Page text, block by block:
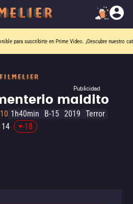
para suscribirte en Prime Video. ¡Descubre nuestro
Publicidad
maldito
1h40min B-15 2019 Terror
-18